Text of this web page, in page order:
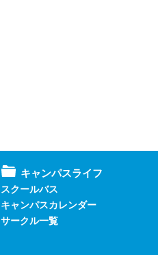
キャンパスライフ
スクールバス
キャンパスカレンダー
サークル一覧